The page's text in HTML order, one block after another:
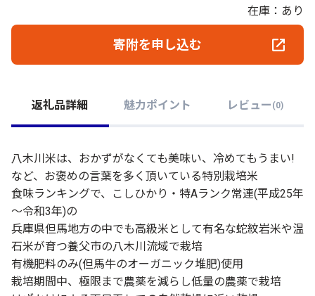
在庫：あり
寄附を申し込む
返礼品詳細 魅力ポイント レビュー (0)
八木川米は、おかずがなくても美味い、冷めてもうまい!
など、お褒めの言葉を多く頂いている特別栽培米
食味ランキングで、こしひかり・特Aランク常連(平成25年
～令和3年)の
兵庫県但馬地方の中でも高級米として有名な蛇紋岩米や温
石米が育つ養父市の八木川流域で栽培
有機肥料のみ(但馬牛のオーガニック堆肥)使用
栽培期間中、極限まで農薬を減らし低量の農薬で栽培